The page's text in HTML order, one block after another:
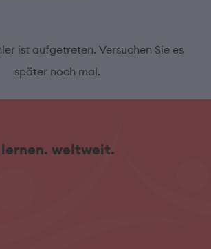
ist aufgetreten. Versuchen Sie es
später noch mal.
weltweit.